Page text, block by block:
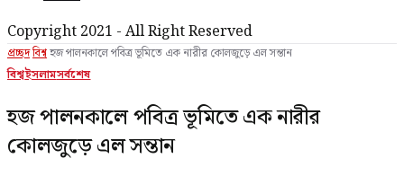
Copyright 2021 - All Right Reserved
প্রচ্ছদবিশ্বহজ পালনকালে পবিত্র ভূমিতে এক নারীর কোলজুড়ে এল সন্তান
বিশ্বইসলামসর্বশেষ
হজ পালনকালে পবিত্র ভূমিতে এক নারীর
কোলজুড়ে এল সন্তান